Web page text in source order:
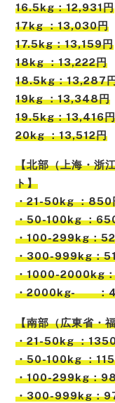
16.5kg：12,931円
17kg ：13,030円
17.5kg：13,159円
18kg ：13,222円
18.5kg：13,287
19kg ：13,348円
19.5kg：13,416円
20kg ：13,512円
【北部（上海・浙
ト】
・21-50kg ：850
・50-100kg ：
・100-299kg：
・300-999kg：
・1000-2000kg
・2000kg- ：
【南部（広東省・
・21-50kg ：
・50-100kg ：
・100-299kg：
・300-999kg：